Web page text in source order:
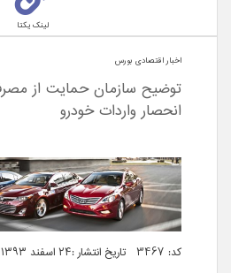
لینک یکتا
اخبار اقتصادی بورس
توضیح سازمان حمایت از
انحصار واردات خودرو
کد: 3467 تاریخ انتشار :۲۴ اسفند ۱۳۹۳ ساعت ۰۱:۲۰